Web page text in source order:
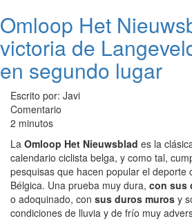
Omloop Het
victoria de
en segundo lugar
Escrito por: Javi
Comentario
2 minutos
La Omloop Het Nieuwsblad es la
calendario ciclista belga, y como tal,
pesquisas que hacen popular el deporte
Bélgica. Una prueba muy dura, con sus
o adoquinado, con sus duros muros y
condiciones de lluvia y de frío muy